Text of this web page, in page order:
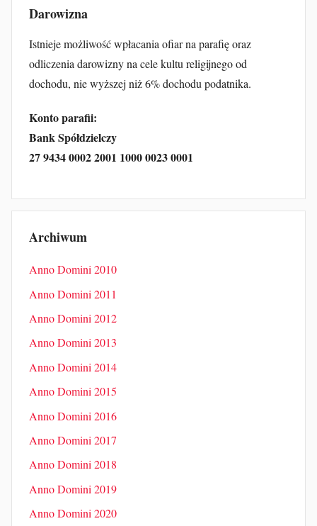
Darowizna
Istnieje możliwość wpłacania ofiar na parafię oraz
odliczenia darowizny na cele kultu religijnego od
dochodu, nie wyższej niż 6% dochodu podatnika.
Konto parafii:
Bank Spółdzielczy
27 9434 0002 2001 1000 0023 0001
Archiwum
Anno Domini 2010
Anno Domini 2011
Anno Domini 2012
Anno Domini 2013
Anno Domini 2014
Anno Domini 2015
Anno Domini 2016
Anno Domini 2017
Anno Domini 2018
Anno Domini 2019
Anno Domini 2020